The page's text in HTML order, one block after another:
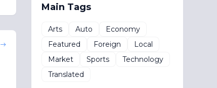
Main Tags
Arts Auto
Economy
Featured
Foreign
Local
Market
Sports
Technology
Translated